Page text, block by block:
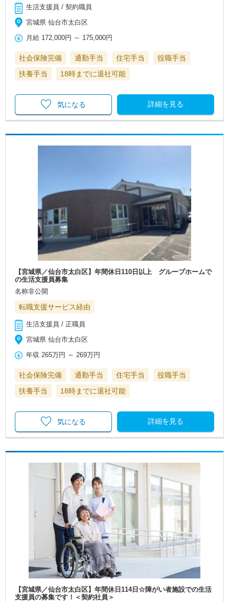
生活支援員 / 契約職員
宮城県 仙台市太白区
月給 172,000円 ～ 175,000円
社会保険完備 通勤手当 住宅手当
役職手当
扶養手当
18時までに退社可能
詳細を見る
気になる
【宮城県／仙台市太白区】年間休日110日以上 グループホームで
の生活支援員募集
名称非公開
転職支援サービス経由
生活支援員 / 正職員
宮城県 仙台市太白区
年収 265万円 ～269万円
社会保険完備 通勤手当 住宅手当
役職手当
扶養手当
18時までに退社可能
詳細を見る
気になる
【宮城県／仙台市太白区】年間休日114日☆障がい者施設での生活
支援員の募集です！＜契約社員＞